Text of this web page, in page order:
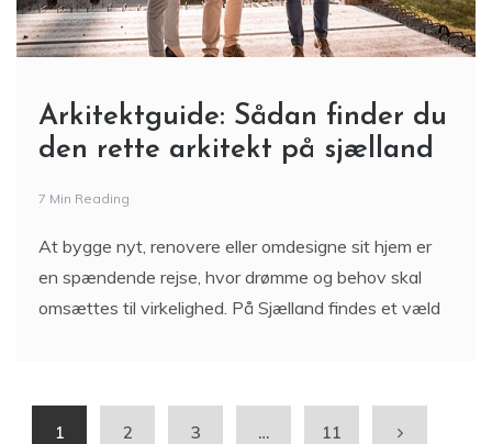
Arkitektguide: Sådan finder du
den rette arkitekt på sjælland
7 Min Reading
At bygge nyt, renovere eller omdesigne sit hjem er
en spændende rejse, hvor drømme og behov skal
omsættes til virkelighed. På Sjælland findes et væld
1 2 3 … 11